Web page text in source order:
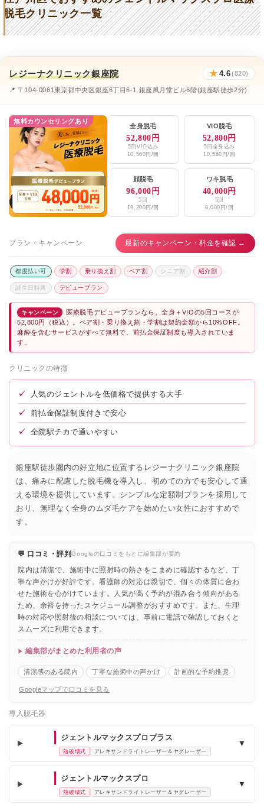
こいわ南口ヒフ科 ★3.0 / 5（42件）
精美スキンケアクリニック ★1.0 / 5（1件）
S＆Sクリニック ★3.4 / 5（33件）
スマートライフクリニック ★4.0 / 5（1件）
慶友形成クリニック ★5.0 / 5（13件）
ファミール産院えどがわ ★3.2 / 5（85件）
ポルト皮膚科・美容皮膚科 葛西院 ★4.5 / 5（31件）
ソレイユクリニック江戸川橋
エミナルクリニックメンズ銀座院 ★4.1 / 5（148件）
レジーナクリニックオム銀座院 ★4.6 / 5（994件）
湘南美容クリニック錦糸町院、新浦安院
ポルト皮膚科・美容皮膚科 葛西院 ★4.5 / 5（31件）
ソレイユクリニック江戸川橋 ★4.5 / 5（69件）
ファミール産院えどがわ ★3.2 / 5（97件）
しん皮フ科クリニック
S＆Sクリニック
ティーズクリニック ★3.4 / 5（84件）
すみれ皮膚科クリニック ★2.8 / 5（92件）
脱毛クリニック一覧
レジーナクリニック銀座院 ★ 4.6(820)
📍 〒104-0061東京都中央区銀座6丁目6-1 銀座風月堂ビル6階(銀座駅徒歩2分)
無料カウンセリングあり
全身脱毛
52,800円
5回VIO込み
10,560円/回
VIO脱毛
52,800円
5回全身込み
10,560円/回
顔脱毛
96,000円
5回
19,200円/回
ワキ脱毛
40,000円
5回
8,000円/回
プラン・キャンペーン 最新のキャンペーン・料金を確認 →
都度払い可 学割 乗り換え割 ペア割 シニア割 紹介割
誕生日特典 デビュープラン
キャンペーン
医療脱毛デビュープランなら、全身＋VIOの5回コースが
52,800円（税込）。ペア割・乗り換え割・学割は契約金額から10%OFF。
麻酔を含むサービスがすべて無料で、前払金保証制度も導入されていま
す。
クリニックの特徴
✓ 人気のジェントルを低価格で提供する大手
✓ 前払金保証制度付きで安心
✓ 全院駅チカで通いやすい
銀座駅徒歩圏内の好立地に位置するレジーナクリニック銀座院
は、痛みに配慮した脱毛機を導入し、初めての方でも安心して通
える環境を提供しています。シンプルな定額制プランを採用して
おり、無理なく全身のムダ毛ケアを始めたい女性におすすめで
す。
💬 口コミ・評判Googleの口コミをもとに編集部が要約
院内は清潔で、施術中に照射時の熱さをこまめに確認するなど、丁
寧な声かけが好評です。看護師の対応は親切で、個々の体質に合わ
せた施術を心がけています。人気が高く予約が混み合う傾向がある
ため、余裕を持ったスケジュール調整がおすすめです。また、生理
時の対応や照射後の相談については、事前に電話で確認しておくと
スムーズに利用できます。
編集部がまとめた利用者の声
清潔感のある院内 丁寧な施術中の声かけ 計画的な予約推奨
Googleマップで口コミを見る
導入脱毛器
ジェントルマックスプロプラス
熱破壊式 アレキサンドライトレーザー＆ヤグレーザー
▼
ジェントルマックスプロ
熱破壊式 アレキサンドライトレーザー＆ヤグレーザー
▼